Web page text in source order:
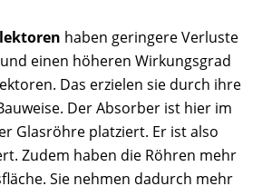
haben geringere Verluste
einen höheren Wirkungsgrad
Das erzielen sie durch ihre
Der Absorber ist hier im
Glasröhre platziert. Er ist also
Zudem haben die Röhren mehr
Sie nehmen dadurch mehr